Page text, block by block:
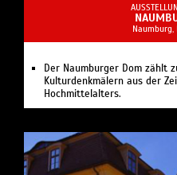
Naumburg,
Der Naumburger Dom zählt
Kulturdenkmälern aus der
Hochmittelalters.